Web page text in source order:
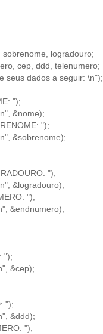
sobrenome, logradouro;
cep, ddd, telenumero;
seus dados a seguir: \n");
");
&nome);
");
&sobrenome);
");
&logradouro);
");
&endnumero);
");
&cep);
");
&ddd);
");